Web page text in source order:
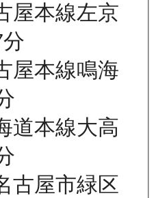
屋本線左京
屋本線鳴海
道本線大高
古屋市緑区